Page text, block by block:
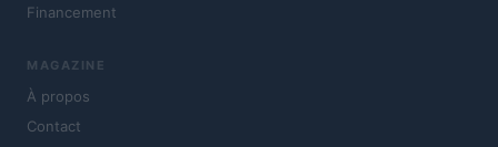
Financement
MAGAZINE
À propos
Contact